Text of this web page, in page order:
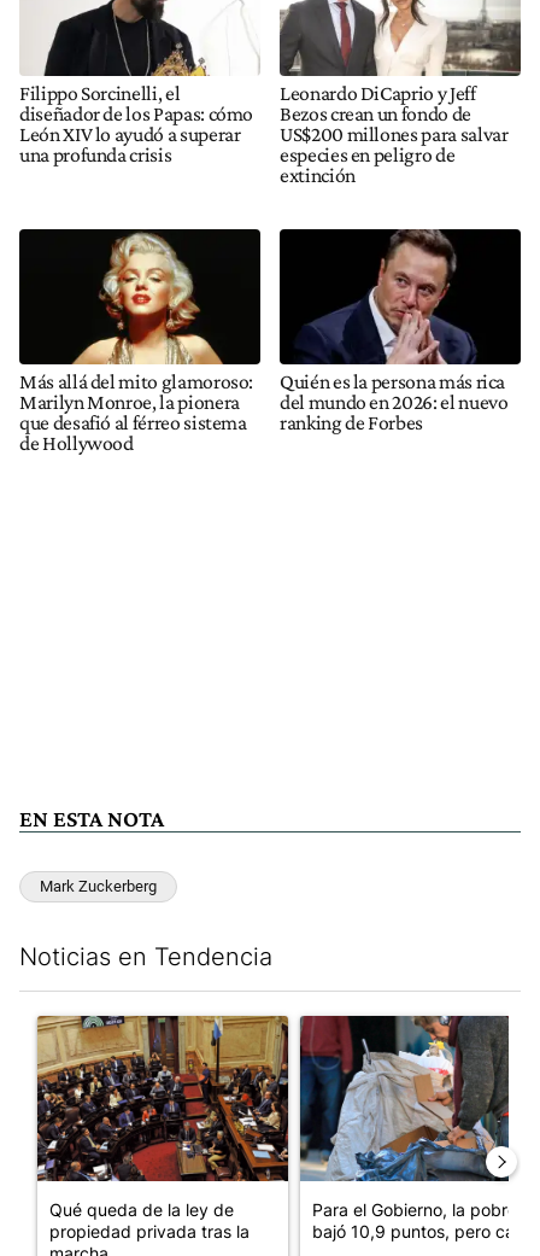
Filippo Sorcinelli, el
diseñador de los Papas: cómo
León XIV lo ayudó a superar
una profunda crisis
Leonardo DiCaprio y Jeff
Bezos crean un fondo de
US$200 millones para salvar
especies en peligro de
extinción
Más allá del mito glamoroso:
Marilyn Monroe, la pionera
que desafió al férreo sistema
de Hollywood
Quién es la persona más rica
del mundo en 2026: el nuevo
ranking de Forbes
EN ESTA NOTA
Mark Zuckerberg
Noticias en Tendencia
Un artículo de tendencia con el título "Qué queda de la ley de
Qué queda de la ley de
propiedad privada tras la
Un artículo de tendencia con
Para el Gobierno, la pobreza
bajó 10,9 puntos, pero cay...